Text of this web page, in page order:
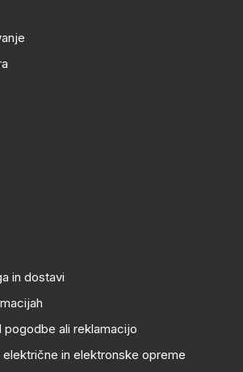
in dostavi
ali reklamacijo
in elektronske opreme